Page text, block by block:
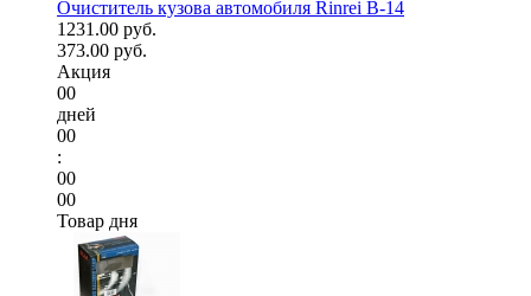
Очиститель кузова автомобиля Rinrei B-14
1231.00 руб.
373.00 руб.
Акция
00
дней
00
:
00
00
Товар дня